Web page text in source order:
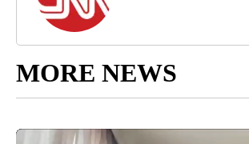
MORE NEWS